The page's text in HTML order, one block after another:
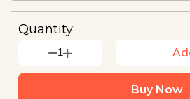
Quantity:
1
Buy Now